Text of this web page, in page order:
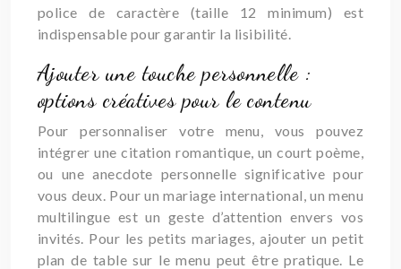
police de caractère (taille 12 minimum) est
indispensable pour garantir la lisibilité.
Ajouter une touche personnelle :
options créatives pour le contenu
Pour personnaliser votre menu, vous pouvez
intégrer une citation romantique, un court poème,
ou une anecdote personnelle significative pour
vous deux. Pour un mariage international, un menu
multilingue est un geste d’attention envers vos
invités. Pour les petits mariages, ajouter un petit
plan de table sur le menu peut être pratique. Le